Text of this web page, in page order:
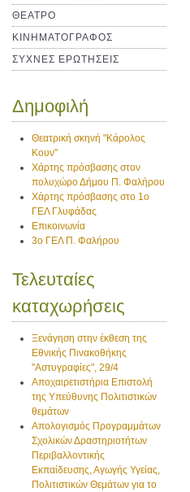
ΘΕΑΤΡΟ
ΚΙΝΗΜΑΤΟΓΡΑΦΟΣ
ΣΥΧΝΕΣ ΕΡΩΤΗΣΕΙΣ
Δημοφιλή
Θεατρική σκηνή "Κάρολος
Κουν"
Χάρτης πρόσβασης στον
πολυχώρο Δήμου Π. Φαλήρου
Χάρτης πρόσβασης στο 1ο
ΓΕΛ Γλυφάδας
Επικοινωνία
3ο ΓΕΛ Π. Φαλήρου
Τελευταίες
καταχωρήσεις
Ξενάγηση στην έκθεση της
Εθνικής Πινακοθήκης
"Αστυγραφίες", 29/4
Αποχαιρετιστήρια Επιστολή
της Υπεύθυνης Πολιτιστικών
θεμάτων
Απολογισμός Προγραμμάτων
Σχολικών Δραστηριοτήτων
Περιβαλλοντικής
Εκπαίδευσης, Αγωγής Υγείας,
Πολιτιστικών Θεμάτων για το